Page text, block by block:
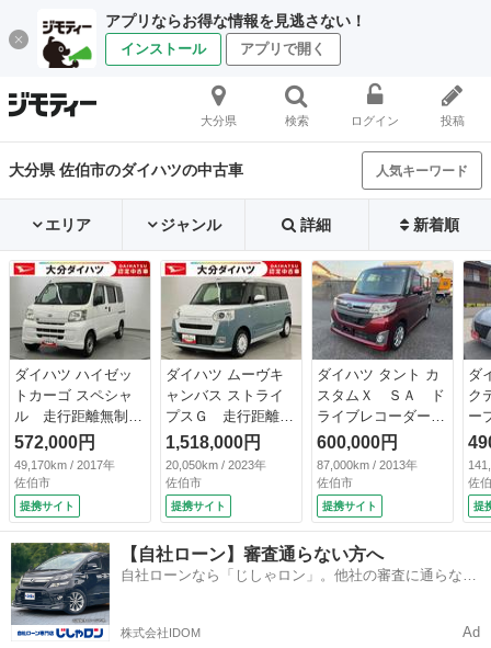
アプリならお得な情報を見逃さない！
インストール アプリで開く
大分県 検索 ログイン 投稿
大分県 佐伯市のダイハツの中古車 人気キーワード
エリア ジャンル 詳細 新着順
ダイハツ ハイゼッ
トカーゴ スペシャ
ル 走行距離無制限
１２ヶ月保証付き
禁煙 ＳＲＳ メン
テナンスノート Ｅ
ＴＣ装備 エアコン
パワステ デュアル
エアバッグ ＰＳ
ＡＢＳ （検9.3）
572,000円
49,170km / 2017年
佐伯市
提携サイト
ダイハツ ムーヴキ
ャンバス ストライ
プスＧ 走行距離無
制限１２ヶ月保証付
き 両パワースライ
ドドア 全方位カメ
ラ装着車 レーダー
ブレーキ ブルート
ゥース 禁煙 リヤ
カメラ 衝突安全ボ
ディ ナビ付 アイ
能 ＤＶＤ再生 Ｕ
1,518,000円
20,050km / 2023年
佐伯市
提携サイト
ダイハツ タント カ
スタムＸ ＳＡ ド
ライブレコーダー
ＥＴＣ 両側スライ
ド・片側電動 ナ
ビ ＴＶ 衝突被害
軽減システム ＬＥ
Ｄヘッドランプ ス
マートキー アイド
リングストップ ベ
ンチシート ＣＶ
600,000円
87,000km / 2013年
佐伯市
提携サイト
ダ
ク
ー
キ
ー
ー
ル
ィ
ウ
佐
提
【自社ローン】審査通らない方へ
自社ローンなら「じしゃロン」。他社の審査に通らなか
株式会社IDOM Ad